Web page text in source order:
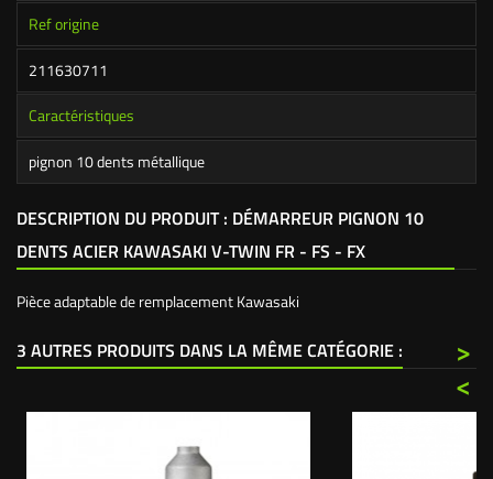
Ref origine
211630711
Caractéristiques
pignon 10 dents métallique
DESCRIPTION DU PRODUIT : DÉMARREUR PIGNON 10
DENTS ACIER KAWASAKI V-TWIN FR - FS - FX
Pièce adaptable de remplacement Kawasaki
3 AUTRES PRODUITS DANS LA MÊME CATÉGORIE :
>
<